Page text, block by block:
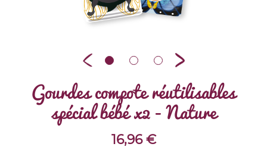
Gourdes compote réutilisables
spécial bébé x2 - Nature
16,96€